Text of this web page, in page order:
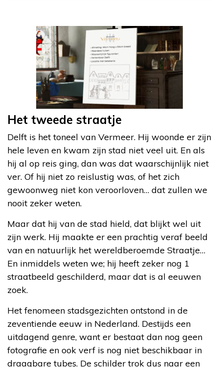
Het tweede straatje
Delft is het toneel van Vermeer. Hij woonde er zijn
hele leven en kwam zijn stad niet veel uit. En als
hij al op reis ging, dan was dat waarschijnlijk niet
ver. Of hij niet zo reislustig was, of het zich
gewoonweg niet kon veroorloven… dat zullen we
nooit zeker weten.
Maar dat hij van de stad hield, dat blijkt wel uit
zijn werk. Hij maakte er een prachtig veraf beeld
van en natuurlijk het wereldberoemde Straatje…
En inmiddels weten we; hij heeft zeker nog 1
straatbeeld geschilderd, maar dat is al eeuwen
zoek.
Het fenomeen stadsgezichten ontstond in de
zeventiende eeuw in Nederland. Destijds een
uitdagend genre, want er bestaat dan nog geen
fotografie en ook verf is nog niet beschikbaar in
draagbare tubes. De schilder trok dus naar een